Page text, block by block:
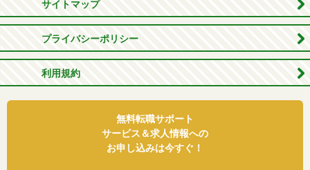
サイトマップ
プライバシーポリシー
利用規約
無料転職サポート
サービス＆求人情報への
お申し込みは今すぐ！